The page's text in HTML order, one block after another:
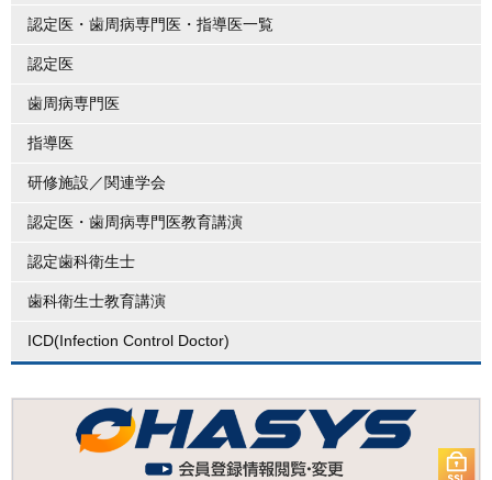
認定医・歯周病専門医・指導医一覧
認定医
歯周病専門医
指導医
研修施設／関連学会
認定医・歯周病専門医教育講演
認定歯科衛生士
歯科衛生士教育講演
ICD(Infection Control Doctor)